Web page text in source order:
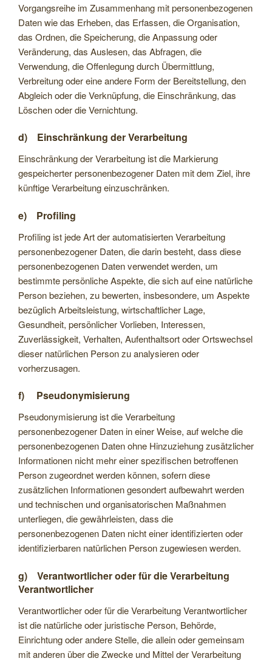
Vorgangsreihe im Zusammenhang mit personenbezogenen
Daten wie das Erheben, das Erfassen, die Organisation,
das Ordnen, die Speicherung, die Anpassung oder
Veränderung, das Auslesen, das Abfragen, die
Verwendung, die Offenlegung durch Übermittlung,
Verbreitung oder eine andere Form der Bereitstellung, den
Abgleich oder die Verknüpfung, die Einschränkung, das
Löschen oder die Vernichtung.
d) Einschränkung der Verarbeitung
Einschränkung der Verarbeitung ist die Markierung
gespeicherter personenbezogener Daten mit dem Ziel, ihre
künftige Verarbeitung einzuschränken.
e) Profiling
Profiling ist jede Art der automatisierten Verarbeitung
personenbezogener Daten, die darin besteht, dass diese
personenbezogenen Daten verwendet werden, um
bestimmte persönliche Aspekte, die sich auf eine natürliche
Person beziehen, zu bewerten, insbesondere, um Aspekte
bezüglich Arbeitsleistung, wirtschaftlicher Lage,
Gesundheit, persönlicher Vorlieben, Interessen,
Zuverlässigkeit, Verhalten, Aufenthaltsort oder Ortswechsel
dieser natürlichen Person zu analysieren oder
vorherzusagen.
f) Pseudonymisierung
Pseudonymisierung ist die Verarbeitung
personenbezogener Daten in einer Weise, auf welche die
personenbezogenen Daten ohne Hinzuziehung zusätzlicher
Informationen nicht mehr einer spezifischen betroffenen
Person zugeordnet werden können, sofern diese
zusätzlichen Informationen gesondert aufbewahrt werden
und technischen und organisatorischen Maßnahmen
unterliegen, die gewährleisten, dass die
personenbezogenen Daten nicht einer identifizierten oder
identifizierbaren natürlichen Person zugewiesen werden.
g) Verantwortlicher oder für die Verarbeitung
Verantwortlicher
Verantwortlicher oder für die Verarbeitung Verantwortlicher
ist die natürliche oder juristische Person, Behörde,
Einrichtung oder andere Stelle, die allein oder gemeinsam
mit anderen über die Zwecke und Mittel der Verarbeitung